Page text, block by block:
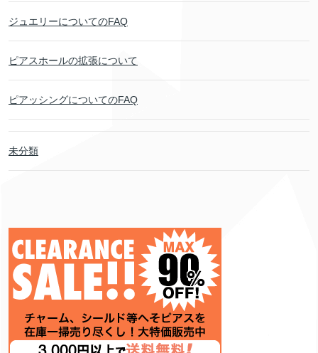
ジュエリーについてのFAQ
ピアスホールの拡張について
ピアッシングについてのFAQ
未分類